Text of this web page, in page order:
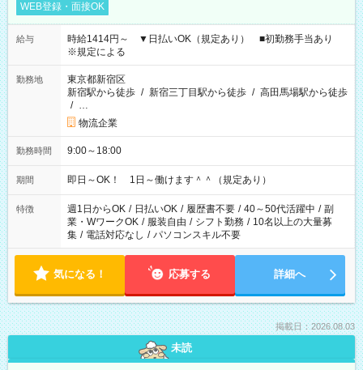
WEB登録・面接OK
給与
時給1414円～ ▼日払いOK（規定あり） ■初勤務手当あり
※規定による
勤務地
東京都新宿区
新宿駅から徒歩 / 新宿三丁目駅から徒歩 / 高田馬場駅から徒歩
/ …
物流企業
勤務時間 9:00～18:00
期間 即日～OK！ 1日～働けます＾＾（規定あり）
特徴 週1日からOK / 日払いOK / 履歴書不要 / 40～50代活躍中 / 副
業・WワークOK / 服装自由 / シフト勤務 / 10名以上の大量募
集 / 電話対応なし / パソコンスキル不要
気になる！ 応募する 詳細へ
掲載日：2026.08.03
未読